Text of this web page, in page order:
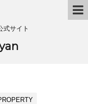
式サイト